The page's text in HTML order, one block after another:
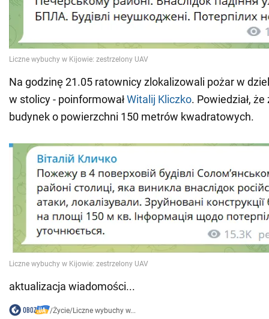
Na godzinę 21.05 ratownicy zlokalizowali pożar w
w stolicy - poinformowałWitalij Kliczko. Powiedział,
budynek o powierzchni 150 metrów kwadratowych.
aktualizacja wiadomości...
/Życie/Liczne wybuchy w...